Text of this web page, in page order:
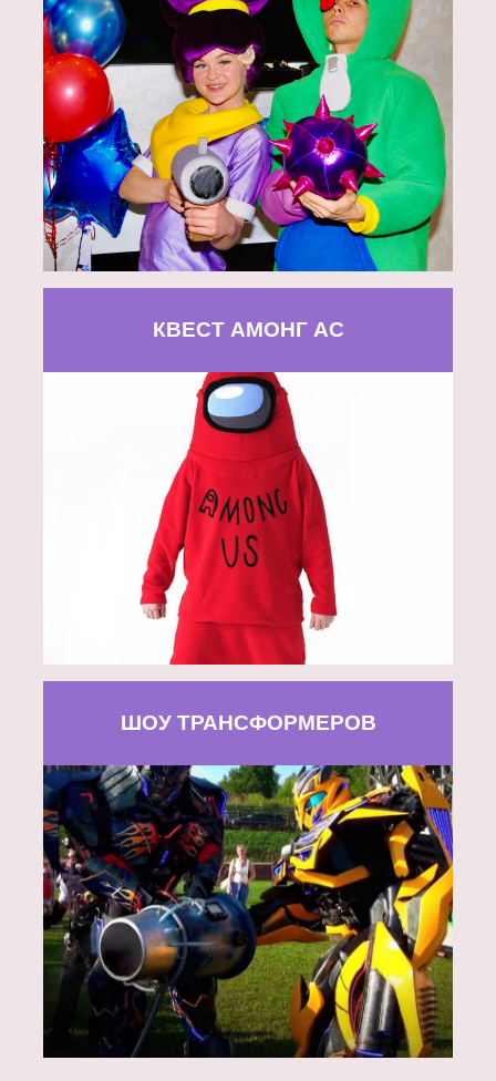
КВЕСТ АМОНГ АС
ШОУ ТРАНСФОРМЕРОВ